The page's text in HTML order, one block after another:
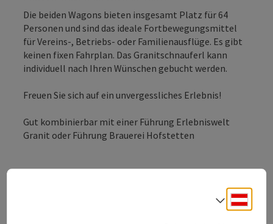
Die beiden Wagons bieten insgesamt Platz für 64
Personen und sind das ideale Fortbewegungsmittel
für Vereins-, Betriebs- oder Familienausflüge. Es gibt
keinen fixen Fahrplan. Das Granitschnauferl kann
individuell nach Ihren Wünschen gebucht werden.
Freuen Sie sich auf ein unvergessliches Erlebnis!
Gut kombinierbar mit einer Führung Erlebniswelt
Granit oder Führung Brauerei Hofstetten